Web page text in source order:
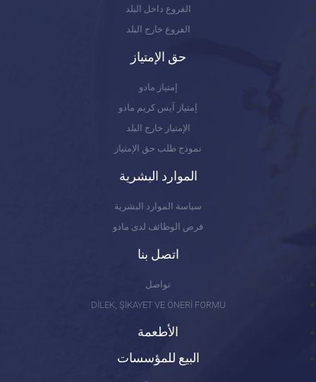
الفروع داخل البلد
الفروع خارج البلد
حق الإمتياز
إمتياز مادو
إمتياز آيس كريم مادو
الإمتياز خارج البلد
نموذج طلب حق الإمتياز
الموارد البشرية
سياسة الموارد البشرية
فرص الوظائف لدى مادو
اتصل بنا
تواصل
DİLEK, ŞİKAYET VE ÖNERİ FORMU
الأطعمة
البيع للمؤسسات